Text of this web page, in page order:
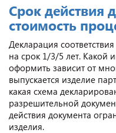
Срок действия
стоимость
Декларация
на срок 1/3/5 лет. Какой
оформить зависит от
выпускается изделие
какая схема
разрешительной
действия документа
изделия.